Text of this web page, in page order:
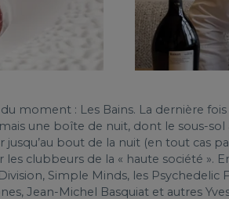
moment : Les Bains. La dernière
une boîte de nuit, dont le sous-
bout de la nuit (en tout cas
clubbeurs de la « haute société ».
Simple Minds, les Psychedelic
Jean-Michel Basquiat et autres